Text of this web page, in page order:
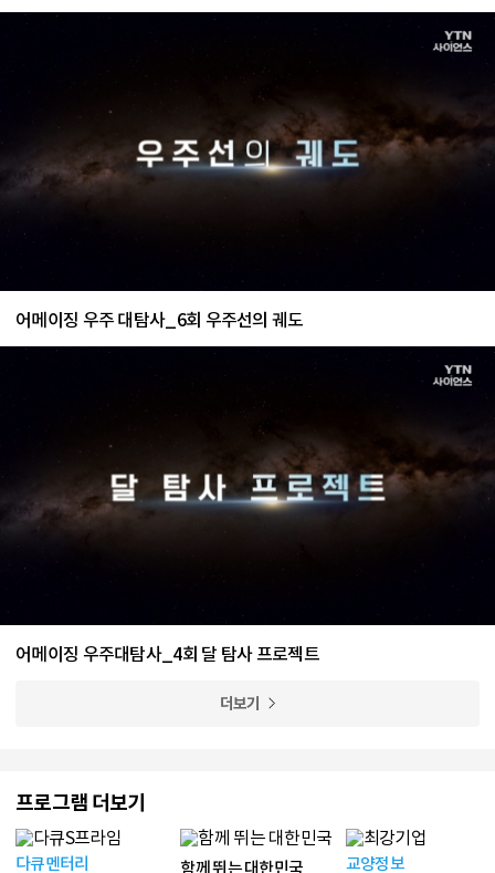
어메이징 우주 대탐사_6회 우주선의 궤도
어메이징 우주대탐사_4회 달 탐사 프로젝트
더보기
프로그램 더보기
다큐멘터리 함께 뛰는 대한민국 교양정보